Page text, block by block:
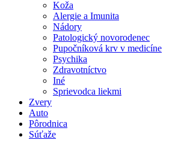
Koža
Alergie a Imunita
Nádory
Patologický novorodenec
Pupočníková krv v medicíne
Psychika
Zdravotníctvo
Iné
Sprievodca liekmi
Zvery
Auto
Pôrodnica
Súťaže